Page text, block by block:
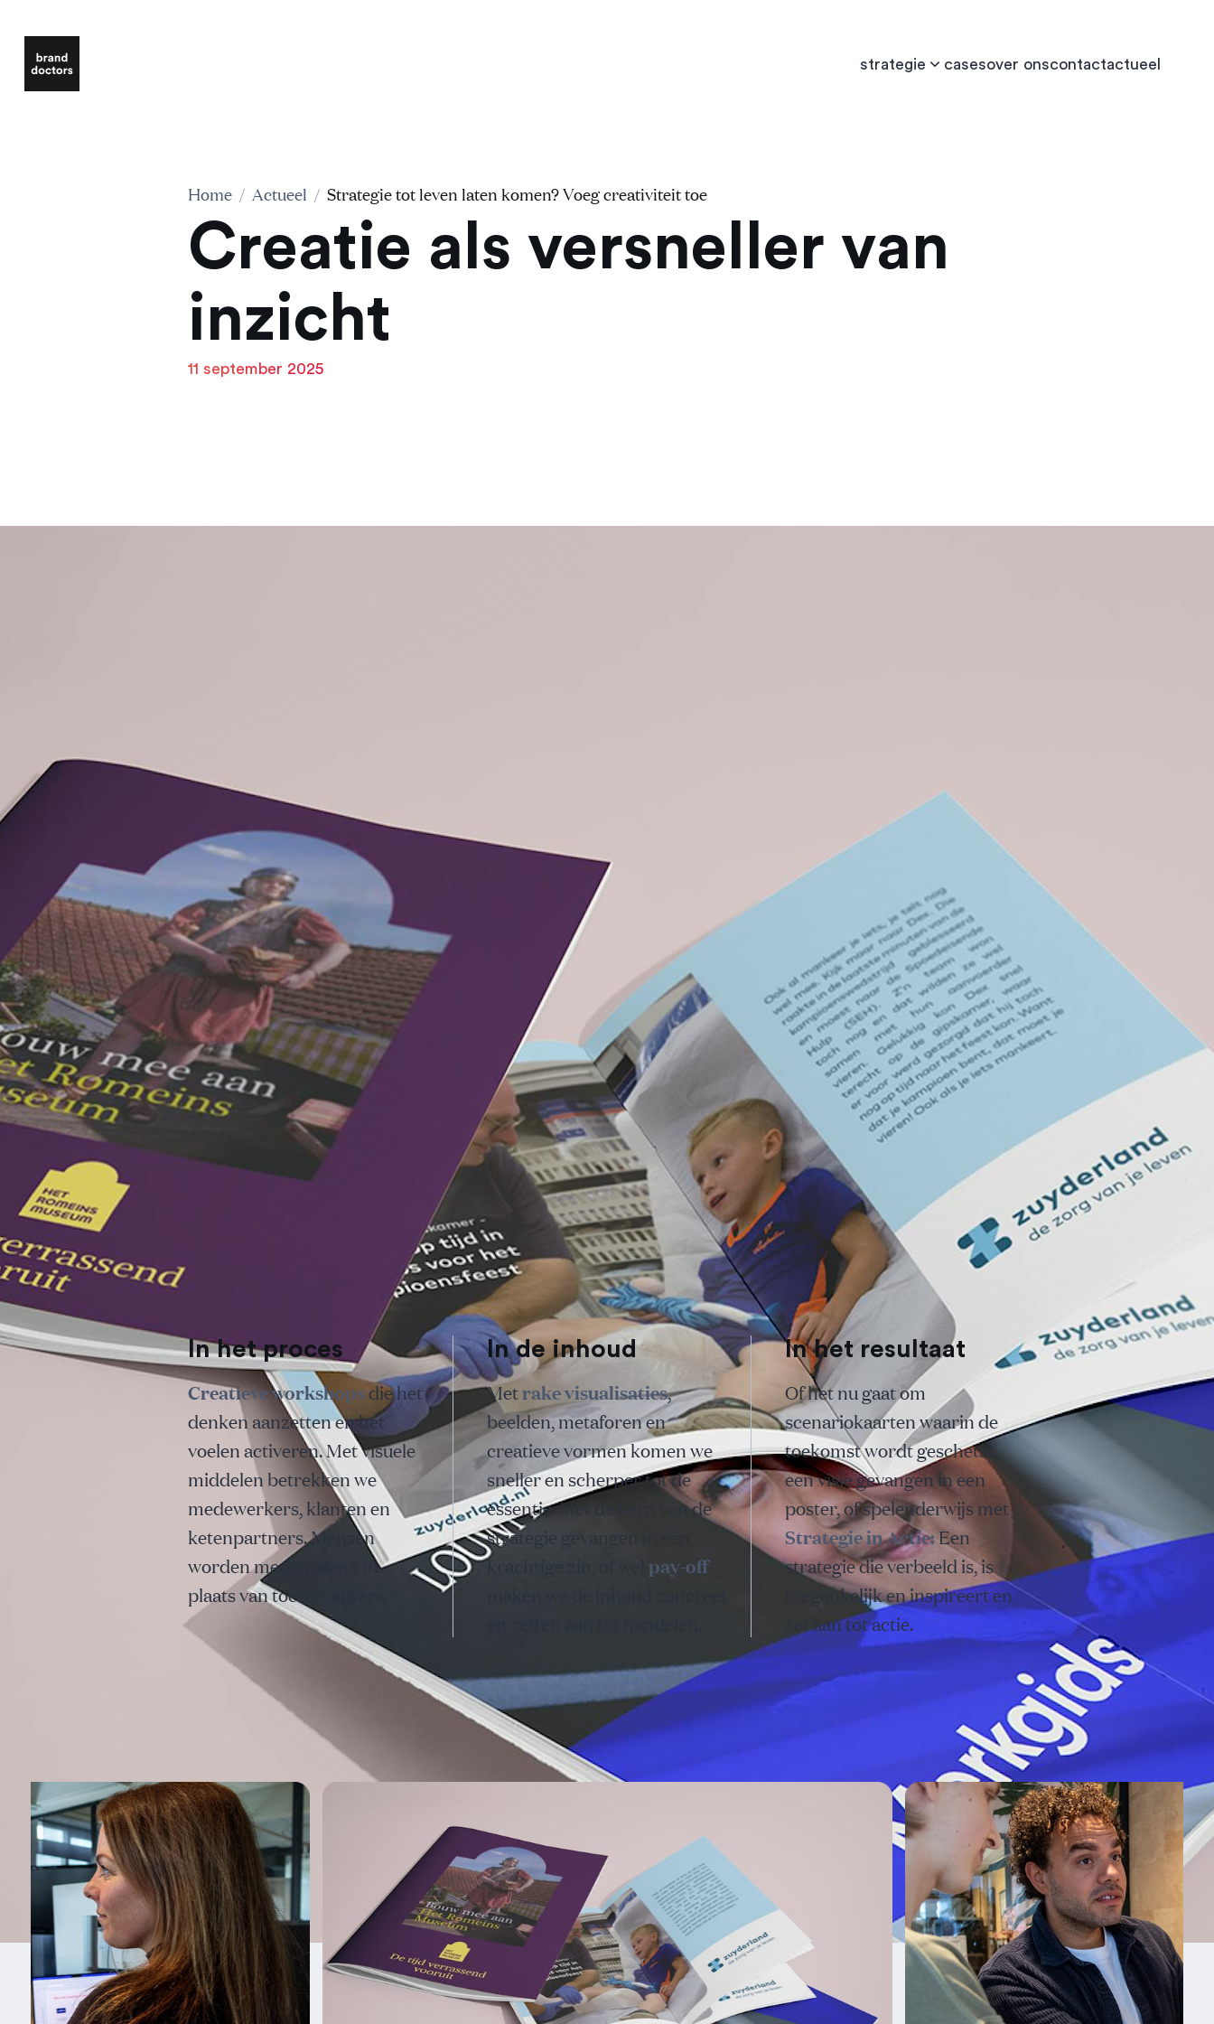
strategie casesover onscontactactueel
Home / Actueel / Strategie tot leven laten komen? Voeg creativiteit toe
Creatie als versneller van
inzicht
11 september 2025
In het proces
Creatieve workshopsdie het
denken aanzetten en het
voelen activeren. Met visuele
middelen betrekken we
medewerkers, klanten en
ketenpartners. Mensen
worden medemakers in
plaats van toeschouwers.
In de inhoud
Metrake visualisaties,
beelden, metaforen en
creatieve vormen komen we
sneller en scherper tot de
essentie. Met de kern van de
strategie gevangen in één
krachtige zin, of wel pay-off
In het resultaat
Of het nu gaat om
scenariokaarten waarin de
toekomst wordt geschetst,
een visie gevangen in een
poster, of spelenderwijs met
Strategie in Actie:Een
strategie die verbeeld is, is
toegankelijk en inspireert en
zet aan tot actie.